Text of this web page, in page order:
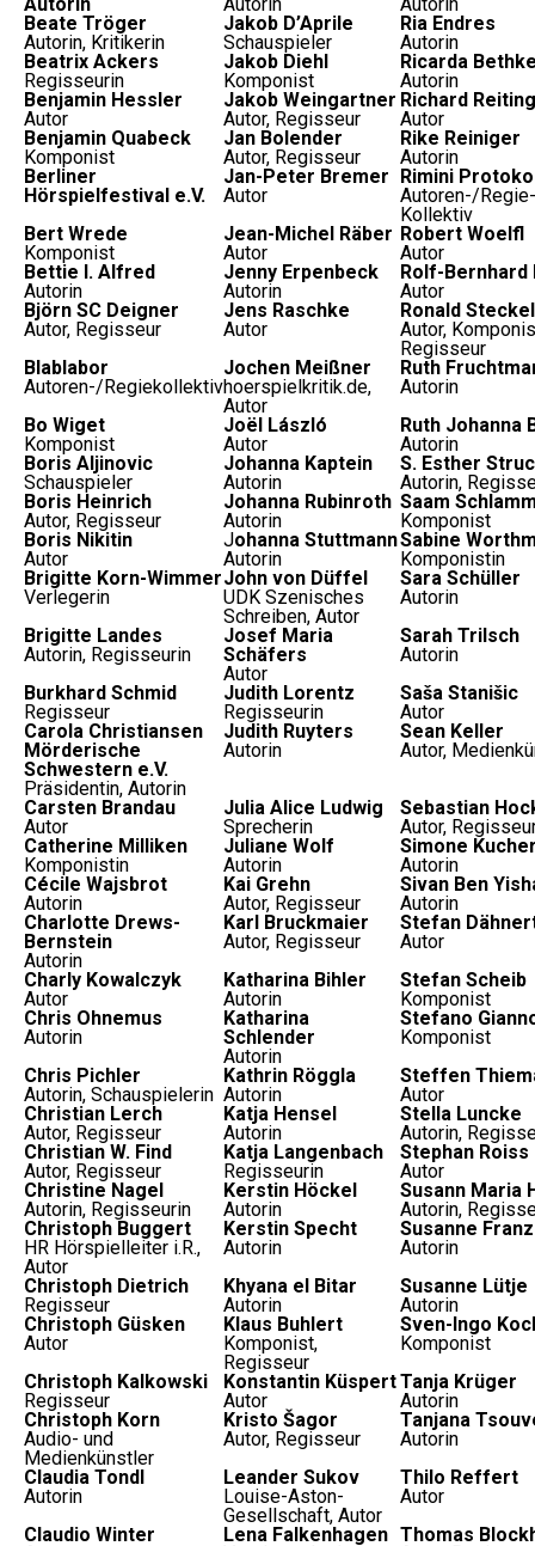
Beate Tröger
Autorin, Kritikerin
Jakob D’Aprile
Schauspieler
Ria Endres
Autorin
Beatrix Ackers
Regisseurin
Jakob Diehl
Komponist
Ricarda
Autorin
Benjamin Hessler
Autor
Jakob Weingartner
Autor, Regisseur
Richard
Autor
Benjamin Quabeck
Komponist
Jan Bolender
Autor, Regisseur
Rike Reiniger
Autorin
Berliner
Hörspielfestival e.V.
Jan-Peter Bremer
Autor
Rimini
Autoren-/Regie-
Kollektiv
Bert Wrede
Komponist
Jean-Michel Räber
Autor
Robert Woelfl
Autor
Bettie I. Alfred
Autorin
Jenny Erpenbeck
Autorin
Rolf-Bernhard
Autor
Björn SC Deigner
Autor, Regisseur
Jens Raschke
Autor
Ronald Steckel
Autor,
Regisseur
Blablabor
Autoren-/Regiekollektiv
Jochen Meißner
hoerspielkritik.de,
Autor
Ruth
Autorin
Bo Wiget
Komponist
Joël László
Autor
Ruth Johanna
Autorin
Boris Aljinovic
Schauspieler
Johanna Kaptein
Autorin
S. Esther
Autorin,
Boris Heinrich
Autor, Regisseur
Johanna Rubinroth
Autorin
Saam
Komponist
Boris Nikitin
Autor
Johanna Stuttmann
Autorin
Sabine
Komponistin
Brigitte Korn-Wimmer
Verlegerin
John von Düffel
UDK Szenisches
Schreiben, Autor
Sara Schüller
Autorin
Brigitte Landes
Autorin, Regisseurin
Josef Maria
Schäfers
Autor
Sarah Trilsch
Autorin
Burkhard Schmid
Regisseur
Judith Lorentz
Regisseurin
Saša Stanišic
Autor
Carola Christiansen
Mörderische
Schwestern e.V.
Präsidentin, Autorin
Judith Ruyters
Autorin
Sean Keller
Autor,
Carsten Brandau
Autor
Julia Alice Ludwig
Sprecherin
Sebastian
Autor,
Catherine Milliken
Komponistin
Juliane Wolf
Autorin
Simone
Autorin
Cécile Wajsbrot
Autorin
Kai Grehn
Autor, Regisseur
Sivan Ben
Autorin
Charlotte Drews-
Bernstein
Autorin
Karl Bruckmaier
Autor, Regisseur
Stefan
Autor
Charly Kowalczyk
Autor
Katharina Bihler
Autorin
Stefan Scheib
Komponist
Chris Ohnemus
Autorin
Katharina
Schlender
Autorin
Stefano
Komponist
Chris Pichler
Autorin, Schauspielerin
Kathrin Röggla
Autorin
Steffen
Autor
Christian Lerch
Autor, Regisseur
Katja Hensel
Autorin
Stella Luncke
Autorin,
Christian W. Find
Autor, Regisseur
Katja Langenbach
Regisseurin
Stephan Roiss
Autor
Christine Nagel
Autorin, Regisseurin
Kerstin Höckel
Autorin
Susann Maria
Autorin,
Christoph Buggert
HR Hörspielleiter i.R.,
Autor
Kerstin Specht
Autorin
Susanne
Autorin
Christoph Dietrich
Regisseur
Khyana el Bitar
Autorin
Susanne Lütje
Autorin
Christoph Güsken
Autor
Klaus Buhlert
Komponist,
Regisseur
Sven-Ingo
Komponist
Christoph Kalkowski
Regisseur
Konstantin Küspert
Autor
Tanja Krüger
Autorin
Christoph Korn
Audio- und
Medienkünstler
Kristo Šagor
Autor, Regisseur
Tanjana
Autorin
Claudia Tondl
Autorin
Leander Sukov
Louise-Aston-
Gesellschaft, Autor
Thilo Reffert
Autor
Claudio Winter
Lena Falkenhagen Thomas